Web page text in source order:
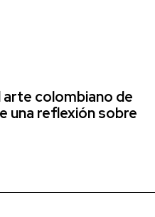
arte colombiano de
una reflexión sobre